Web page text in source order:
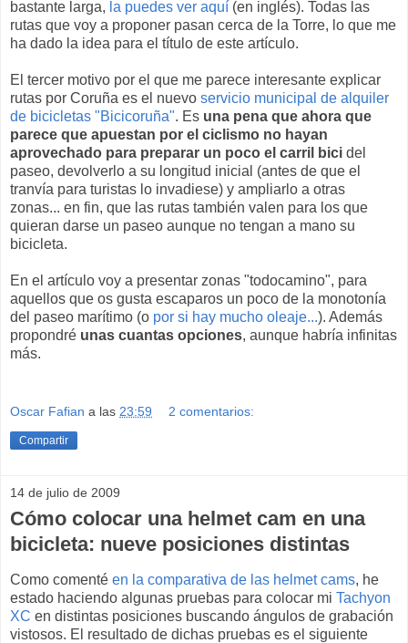
bastante larga, la puedes ver aquí (en inglés). Todas las
rutas que voy a proponer pasan cerca de la Torre, lo que me
ha dado la idea para el título de este artículo.
El tercer motivo por el que me parece interesante explicar
rutas por Coruña es el nuevo servicio municipal de alquiler
de bicicletas "Bicicoruña". Es una pena que ahora que
parece que apuestan por el ciclismo no hayan
aprovechado para preparar un poco el carril bici del
paseo, devolverlo a su longitud inicial (antes de que el
tranvía para turistas lo invadiese) y ampliarlo a otras
zonas... en fin, que las rutas también valen para los que
quieran darse un paseo aunque no tengan a mano su
bicicleta.
En el artículo voy a presentar zonas "todocamino", para
aquellos que os gusta escaparos un poco de la monotonía
del paseo marítimo (o por si hay mucho oleaje...). Además
propondré unas cuantas opciones, aunque habría infinitas
más.
Oscar Fafian a las 23:59 2 comentarios:
Compartir
14 de julio de 2009
Cómo colocar una helmet cam en una
bicicleta: nueve posiciones distintas
Como comenté en la comparativa de las helmet cams, he
estado haciendo algunas pruebas para colocar mi Tachyon
XC en distintas posiciones buscando ángulos de grabación
vistosos. El resultado de dichas pruebas es el siguiente